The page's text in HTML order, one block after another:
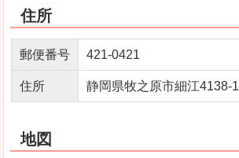
住所
郵便番号 421-0421
住所 静岡県牧之原市細江4138-1
地図